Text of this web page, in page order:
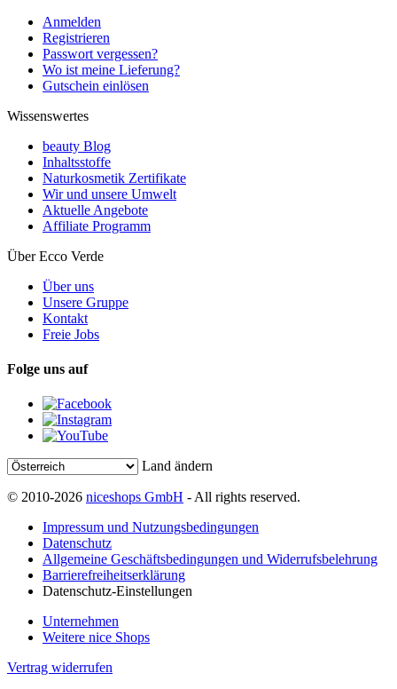
Anmelden
Registrieren
Passwort vergessen?
Wo ist meine Lieferung?
Gutschein einlösen
Wissenswertes
beauty Blog
Inhaltsstoffe
Naturkosmetik Zertifikate
Wir und unsere Umwelt
Aktuelle Angebote
Affiliate Programm
Über Ecco Verde
Über uns
Unsere Gruppe
Kontakt
Freie Jobs
Folge uns auf
Land ändern
© 2010-2026 niceshops GmbH - All rights reserved.
Impressum und Nutzungsbedingungen
Datenschutz
Allgemeine Geschäftsbedingungen und Widerrufsbelehrung
Barrierefreiheitserklärung
Datenschutz-Einstellungen
Unternehmen
Weitere nice Shops
Vertrag widerrufen